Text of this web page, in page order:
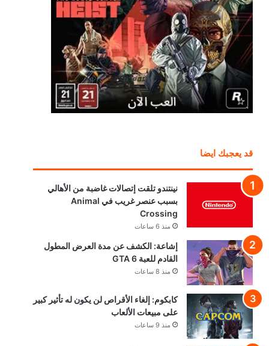
قد يعجبك ايضا
نينتندو تلقت إتصالات غاضبة من الأهالي
بسبب عنصر غريب في Animal
Crossing
منذ 6 ساعات
إشاعة: الكشف عن مدة العرض المطول
القادم للعبة GTA 6
منذ 8 ساعات
كابكوم: إلغاء الأقراص لن يكون له تأثير كبير
على مبيعات الألعاب
منذ 9 ساعات